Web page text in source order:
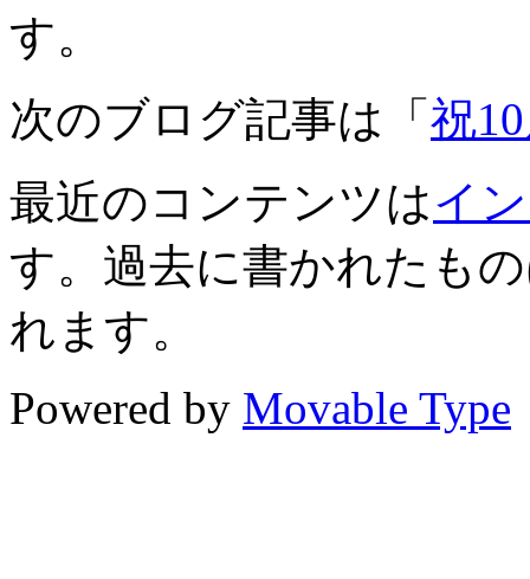
す。
次のブログ記事は「 祝
最近のコンテンツはイ
す。過去に書かれたも
れます。
Powered by Movable Type